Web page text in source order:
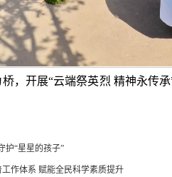
，开展“云端祭英烈 精神永
护“星星的孩子”
工作体系 赋能全民科学素质提升